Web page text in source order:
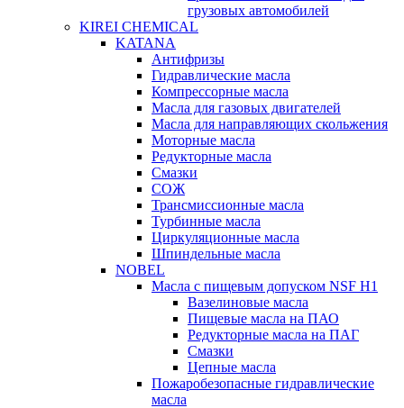
грузовых автомобилей
KIREI CHEMICAL
KATANA
Антифризы
Гидравлические масла
Компрессорные масла
Масла для газовых двигателей
Масла для направляющих скольжения
Моторные масла
Редукторные масла
Смазки
СОЖ
Трансмиссионные масла
Турбинные масла
Циркуляционные масла
Шпиндельные масла
NOBEL
Масла с пищевым допуском NSF H1
Вазелиновые масла
Пищевые масла на ПАО
Редукторные масла на ПАГ
Смазки
Цепные масла
Пожаробезопасные гидравлические
масла